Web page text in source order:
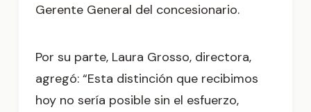
Gerente General del concesionario.
Por su parte, Laura Grosso, directora,
agregó: “Esta distinción que recibimos
hoy no sería posible sin el esfuerzo,